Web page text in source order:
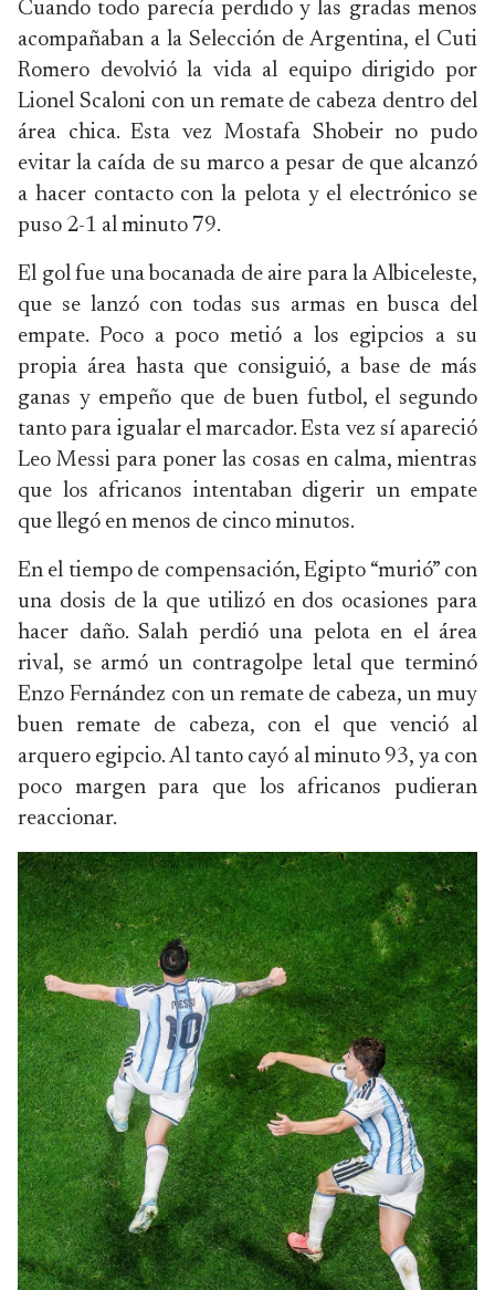
Cuando todo parecía perdido y las gradas menos
acompañaban a la Selección de Argentina, el Cuti
Romero devolvió la vida al equipo dirigido por
Lionel Scaloni con un remate de cabeza dentro del
área chica. Esta vez Mostafa Shobeir no pudo
evitar la caída de su marco a pesar de que alcanzó
a hacer contacto con la pelota y el electrónico se
puso 2-1 al minuto 79.
El gol fue una bocanada de aire para la Albiceleste,
que se lanzó con todas sus armas en busca del
empate. Poco a poco metió a los egipcios a su
propia área hasta que consiguió, a base de más
ganas y empeño que de buen futbol, el segundo
tanto para igualar el marcador. Esta vez sí apareció
Leo Messi para poner las cosas en calma, mientras
que los africanos intentaban digerir un empate
que llegó en menos de cinco minutos.
En el tiempo de compensación, Egipto “murió” con
una dosis de la que utilizó en dos ocasiones para
hacer daño. Salah perdió una pelota en el área
rival, se armó un contragolpe letal que terminó
Enzo Fernández con un remate de cabeza, un muy
buen remate de cabeza, con el que venció al
arquero egipcio. Al tanto cayó al minuto 93, ya con
poco margen para que los africanos pudieran
reaccionar.